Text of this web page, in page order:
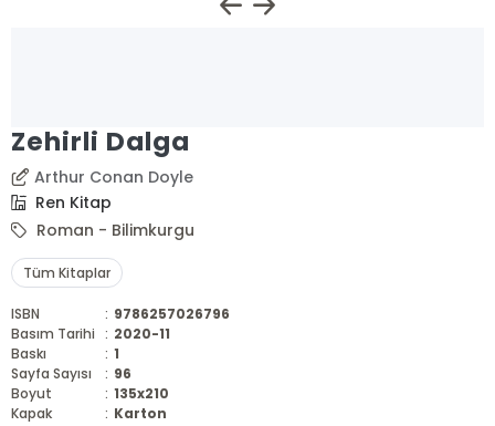
Zehirli Dalga
Arthur Conan Doyle
Ren Kitap
Roman - Bilimkurgu
Tüm Kitaplar
ISBN : 9786257026796
Basım Tarihi : 2020-11
Baskı
: 1
Sayfa Sayısı
: 96
Boyut
: 135x210
Kapak
: Karton